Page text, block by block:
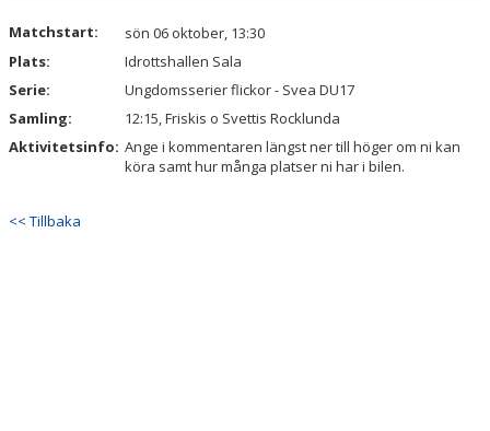
Matchstart:
sön 06 oktober, 13:30
Plats:
Idrottshallen Sala
Serie:
Ungdomsserier flickor - Svea DU17
Samling:
12:15, Friskis o Svettis Rocklunda
Aktivitetsinfo: Ange i kommentaren längst ner till höger om ni kan
köra samt hur många platser ni har i bilen.
<< Tillbaka